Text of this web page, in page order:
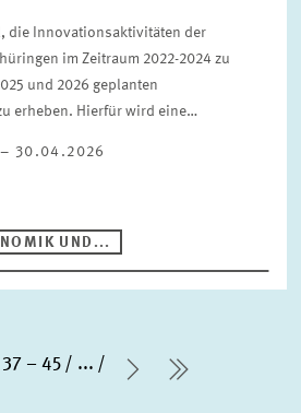
die Innovationsaktivitäten der
im Zeitraum 2022-2024 zu
und 2026 geplanten
erheben. Hierfür wird eine…
30.04.2026
UND...
Seite
37 – 45 ...
Nächste Seite
letzte